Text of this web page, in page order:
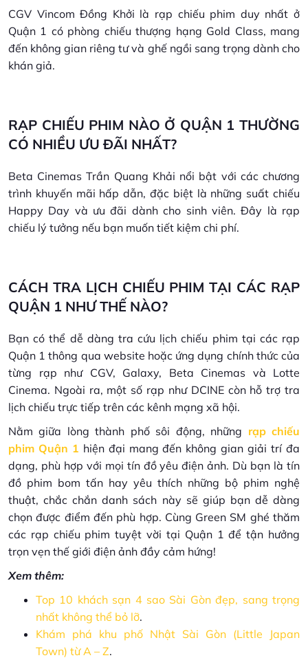
CGV Vincom Đồng Khởi là rạp chiếu phim duy nhất ở
Quận 1 có phòng chiếu thượng hạng Gold Class, mang
đến không gian riêng tư và ghế ngồi sang trọng dành cho
khán giả.
RẠP CHIẾU PHIM NÀO Ở QUẬN 1 THƯỜNG
CÓ NHIỀU ƯU ĐÃI NHẤT?
Beta Cinemas Trần Quang Khải nổi bật với các chương
trình khuyến mãi hấp dẫn, đặc biệt là những suất chiếu
Happy Day và ưu đãi dành cho sinh viên. Đây là rạp
chiếu lý tưởng nếu bạn muốn tiết kiệm chi phí.
CÁCH TRA LỊCH CHIẾU PHIM TẠI CÁC RẠP
QUẬN 1 NHƯ THẾ NÀO?
Bạn có thể dễ dàng tra cứu lịch chiếu phim tại các rạp
Quận 1 thông qua website hoặc ứng dụng chính thức của
từng rạp như CGV, Galaxy, Beta Cinemas và Lotte
Cinema. Ngoài ra, một số rạp như DCINE còn hỗ trợ tra
lịch chiếu trực tiếp trên các kênh mạng xã hội.
Nằm giữa lòng thành phố sôi động, những rạp chiếu
phim Quận 1 hiện đại mang đến không gian giải trí đa
dạng, phù hợp với mọi tín đồ yêu điện ảnh. Dù bạn là tín
đồ phim bom tấn hay yêu thích những bộ phim nghệ
thuật, chắc chắn danh sách này sẽ giúp bạn dễ dàng
chọn được điểm đến phù hợp. Cùng Green SM ghé thăm
các rạp chiếu phim tuyệt vời tại Quận 1 để tận hưởng
trọn vẹn thế giới điện ảnh đầy cảm hứng!
Xem thêm:
Top 10 khách sạn 4 sao Sài Gòn đẹp, sang trọng
nhất không thể bỏ lỡ.
Khám phá khu phố Nhật Sài Gòn (Little Japan
Town) từ A – Z.